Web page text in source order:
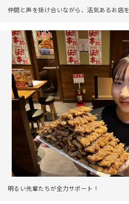
仲間と声を掛け合いながら、活気あるお店
明るい先輩たちが全力サポート！